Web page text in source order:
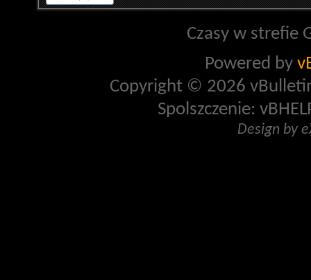
Czasy w strefie
Powered by
Copyright © 2026
Spolszczenie:
Design by